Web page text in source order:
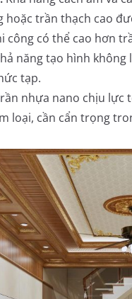
hoặc trần thạch cao
công có thể cao hơn
năng tạo hình không
tạp.
nhựa nano chịu lực
loại, cần cẩn trọng